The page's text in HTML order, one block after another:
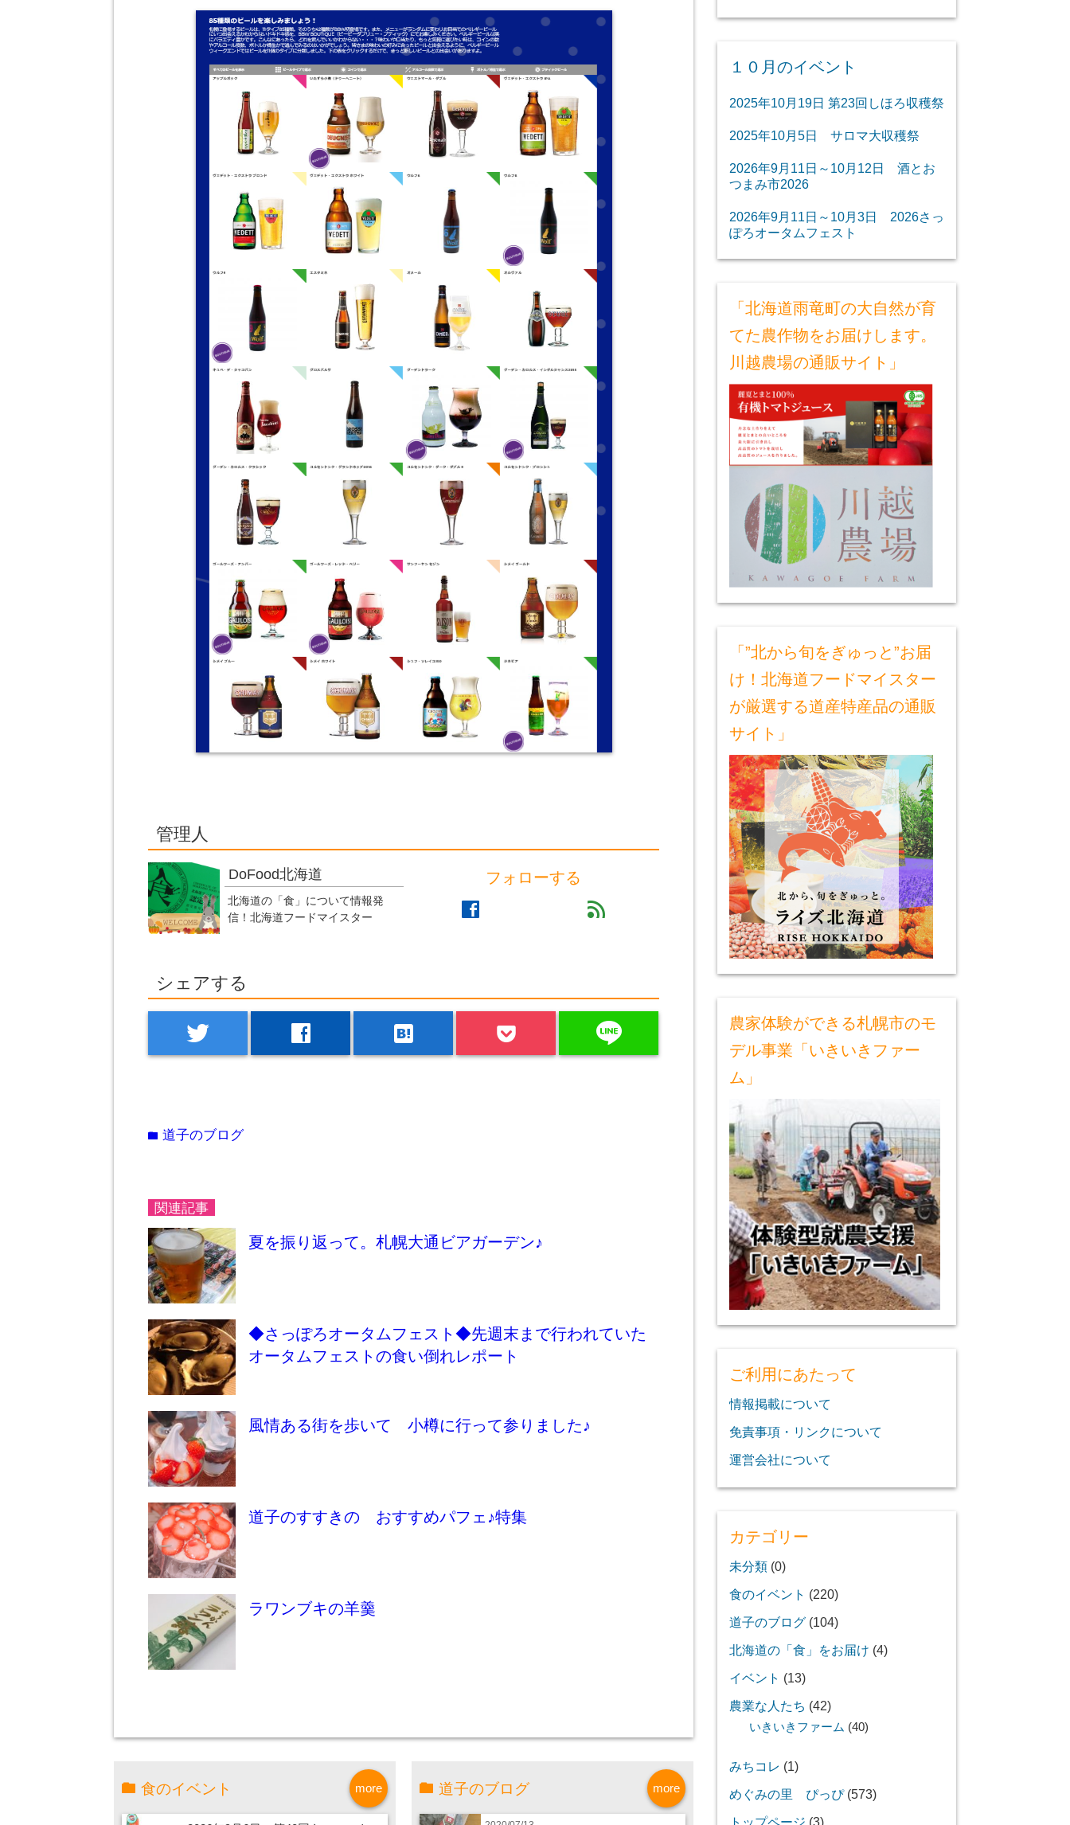
管理人
DoFood北海道
北海道の「食」について情報発
信！北海道フードマイスター
フォローする
facebook feed
シェアする
twitter facebook hatenabookmark line
folder 道子のブログ
関連記事
夏を振り返って。札幌大通ビアガーデン♪
◆さっぽろオータムフェスト◆先週末まで行われていた
オータムフェストの食い倒れレポート
風情ある街を歩いて 小樽に行って参りました♪
道子のすすきの おすすめパフェ♪特集
ラワンブキの羊羹
more
食のイベント more
道子のブログ
１０月のイベント
2025年10月19日 第23回しほろ収穫祭
2025年10月5日 サロマ大収穫祭
2026年9月11日～10月12日 酒とお
つまみ市2026
2026年9月11日～10月3日 2026さっ
ぽろオータムフェスト
「北海道雨竜町の大自然が育
てた農作物をお届けします。
川越農場の通販サイト」
「”北から旬をぎゅっと”お届
け！北海道フードマイスター
が厳選する道産特産品の通販
サイト」
農家体験ができる札幌市のモ
デル事業「いきいきファー
ム」
ご利用にあたって
情報掲載について
免責事項・リンクについて
運営会社について
カテゴリー
未分類 (0)
食のイベント (220)
道子のブログ (104)
北海道の「食」をお届け (4)
イベント (13)
農業な人たち (42)
いきいきファーム (40)
みちコレ (1)
めぐみの里 ぴっぴ(573)
トップページ (3)